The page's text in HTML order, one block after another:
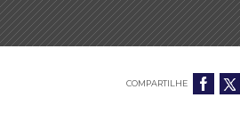
COMPARTILHE